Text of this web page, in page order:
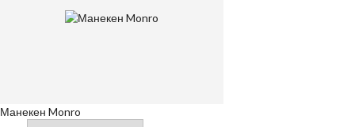
Манекен Monro